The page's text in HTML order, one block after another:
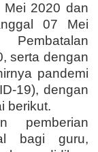
Mei 2020 dan
07 Mei
Pembatalan
serta dengan
pandemi
19), dengan
berikut.
pemberian
bagi guru,